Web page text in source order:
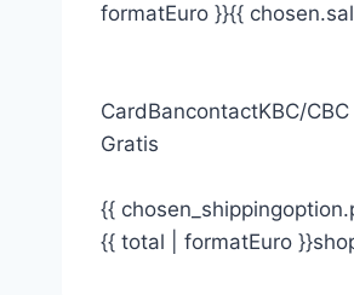
formatEuro }}{{
CardBancontactKBC/
Gratis
{{
{{ total | formatEuro }}